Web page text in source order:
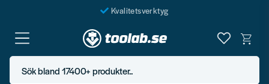
Kvalitetsverktyg
Fraktfritt över 999 SEK*
En järnhandel för alla
Butik i Göteborg
Sök bland 17400+ produkter..